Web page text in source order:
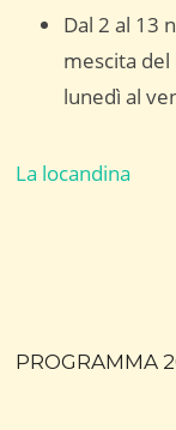
Dal 2 al 13
mescita del
lunedì al
La locandina
PROGRAMMA